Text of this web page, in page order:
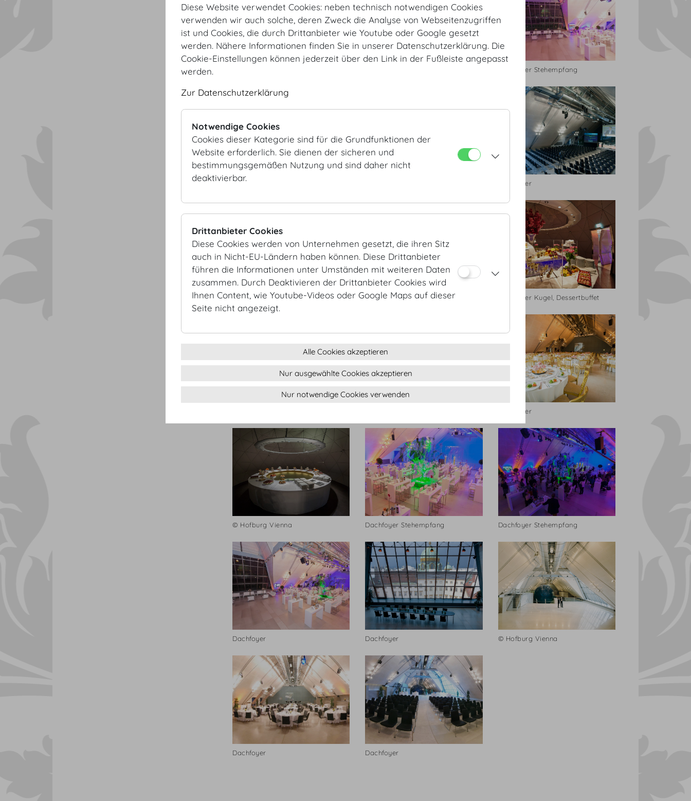
Dachfoyer Stehempfang
Dachfoyer Dachfoyer
Dachfoyer Dachfoyer Dachfoyer Kugel, Dessertbuffet
Dachfoyer
© Hofburg Vienna Dachfoyer Stehempfang Dachfoyer Stehempfang
Dachfoyer Dachfoyer © Hofburg Vienna
Dachfoyer Dachfoyer
Diese Website verwendet Cookies: neben technisch notwendigen Cookies
verwenden wir auch solche, deren Zweck die Analyse von Webseitenzugriffen
ist und Cookies, die durch Drittanbieter wie Youtube oder Google gesetzt
werden. Nähere Informationen finden Sie in unserer Datenschutzerklärung. Die
Cookie-Einstellungen können jederzeit über den Link in der Fußleiste angepasst
werden.
Zur Datenschutzerklärung
Notwendige Cookies
Cookies dieser Kategorie sind für die Grundfunktionen der
Website erforderlich. Sie dienen der sicheren und
bestimmungsgemäßen Nutzung und sind daher nicht
deaktivierbar.
Drittanbieter Cookies
Diese Cookies werden von Unternehmen gesetzt, die ihren Sitz
auch in Nicht-EU-Ländern haben können. Diese Drittanbieter
führen die Informationen unter Umständen mit weiteren Daten
zusammen. Durch Deaktivieren der Drittanbieter Cookies wird
Ihnen Content, wie Youtube-Videos oder Google Maps auf dieser
Seite nicht angezeigt.
Alle Cookies akzeptieren
Nur ausgewählte Cookies akzeptieren
Nur notwendige Cookies verwenden